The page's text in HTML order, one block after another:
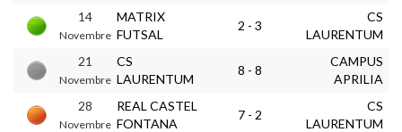
14
Novembre
MATRIX
FUTSAL
2 - 3
CS
LAURENTUM
21
Novembre
CS
LAURENTUM
8 - 8
CAMPUS
APRILIA
28
Novembre
REAL CASTEL
FONTANA
7 - 2
CS
LAURENTUM